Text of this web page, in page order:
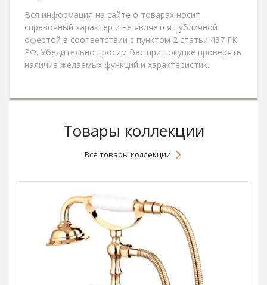
Вся информация на сайте о товарах носит
справочный характер и не является публичной
офертой в соответствии с пунктом 2 статьи 437 ГК
РФ. Убедительно просим Вас при покупке проверять
наличие желаемых функций и характеристик.
Товары коллекции
Все товары коллекции